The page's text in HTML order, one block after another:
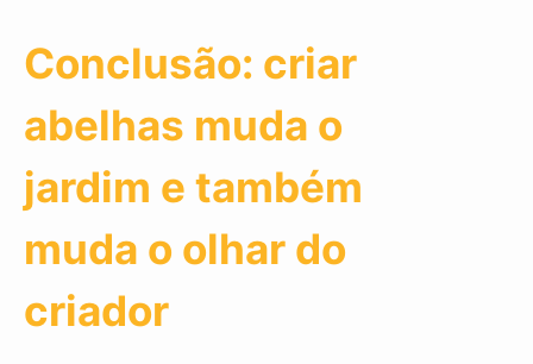
Conclusão: criar
abelhas muda o
jardim e também
muda o olhar do
criador